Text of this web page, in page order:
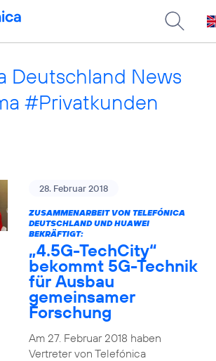
Deutschland News
#Privatkunden
28. Februar 2018
ZUSAMMENARBEIT VON TELEFÓNICA
DEUTSCHLAND UND HUAWEI
BEKRÄFTIGT:
„4.5G-TechCity“
bekommt 5G-Technik
für Ausbau
gemeinsamer
Forschung
Am 27. Februar 2018 haben
Vertreter von Telefónica